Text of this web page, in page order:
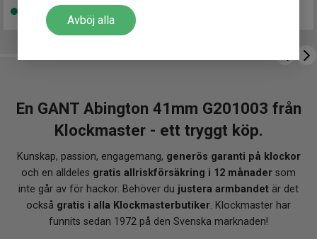
Avböj alla
Finns i lager
En GANT Abington 41mm G201003 från
Klockmaster - ett tryggt köp.
Kunskap, passion, engagemang, generös garanti på klockor
och en alldeles gratis allriskförsäkring i 12 månader som
inte går av för hackor. Behöver du justera armbandet är det
också gratis i alla Klockmasterbutiker. Klockmaster har
funnits sedan 1972 på den Svenska marknaden!